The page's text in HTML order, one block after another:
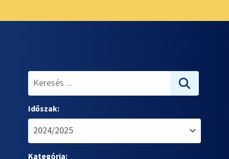
Időszak:
Kategória: